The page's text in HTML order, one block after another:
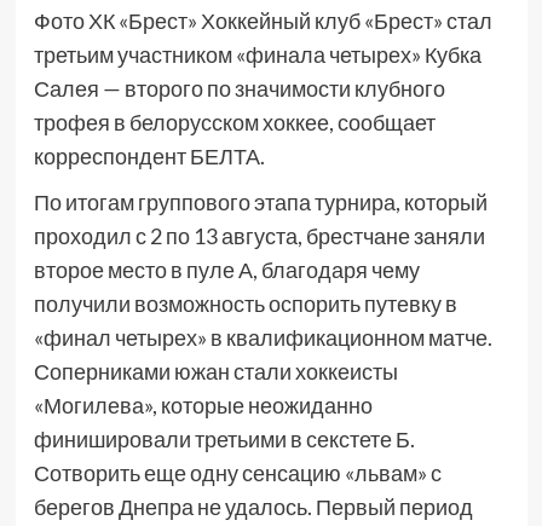
Фото ХК «Брест» Хоккейный клуб «Брест» стал
третьим участником «финала четырех» Кубка
Салея — второго по значимости клубного
трофея в белорусском хоккее, сообщает
корреспондент БЕЛТА.
По итогам группового этапа турнира, который
проходил с 2 по 13 августа, брестчане заняли
второе место в пуле А, благодаря чему
получили возможность оспорить путевку в
«финал четырех» в квалификационном матче.
Соперниками южан стали хоккеисты
«Могилева», которые неожиданно
финишировали третьими в секстете Б.
Сотворить еще одну сенсацию «львам» с
берегов Днепра не удалось. Первый период